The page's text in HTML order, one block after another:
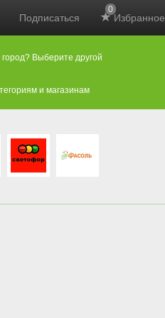
Подписаться Избранное
0
Выберите другой
и магазинам